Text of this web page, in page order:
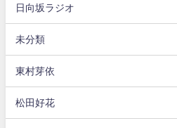
日向坂ラジオ
未分類
東村芽依
松田好花